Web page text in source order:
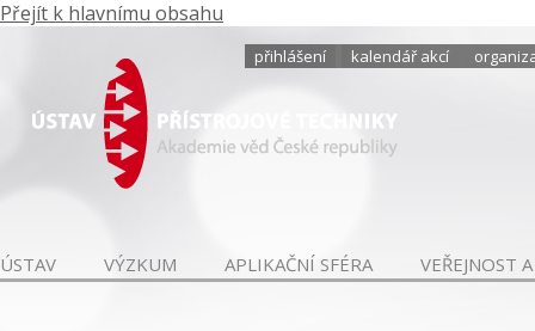
Přejít k hlavnímu obsahu
přihlášení kalendář akcí
ÚSTAV VÝZKUM APLIKAČNÍ SFÉRA VEŘEJNOST